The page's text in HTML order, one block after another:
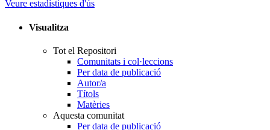
Veure estadístiques d'ús
Visualitza
Tot el Repositori
Comunitats i col·leccions
Per data de publicació
Autor/a
Títols
Matèries
Aquesta comunitat
Per data de publicació